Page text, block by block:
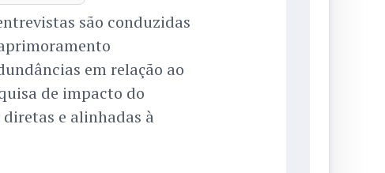
são conduzidas
em relação ao
de impacto do
e alinhadas à